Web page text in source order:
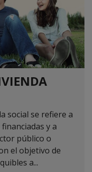
social se refiere a
y a
público o
el objetivo de
a...